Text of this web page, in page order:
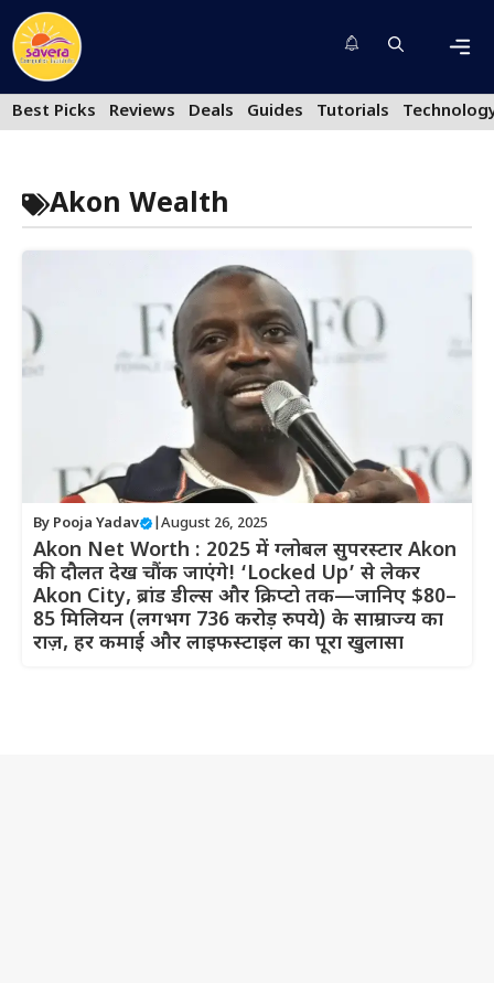
Skip
to
content
Best Picks
Reviews Deals Guides Tutorials
Akon Wealth
By Pooja Yadav August 26, 2025
Akon Net Worth : 2025 में ग्लोबल सुपरस्टार Akon
की दौलत देख चौंक जाएंगे! ‘Locked Up’ से लेकर
Akon City, ब्रांड डील्स और क्रिप्टो तक—जानिए $80–
85 मिलियन (लगभग 736 करोड़ रुपये) के साम्राज्य का
राज़, हर कमाई और लाइफस्टाइल का पूरा खुलासा